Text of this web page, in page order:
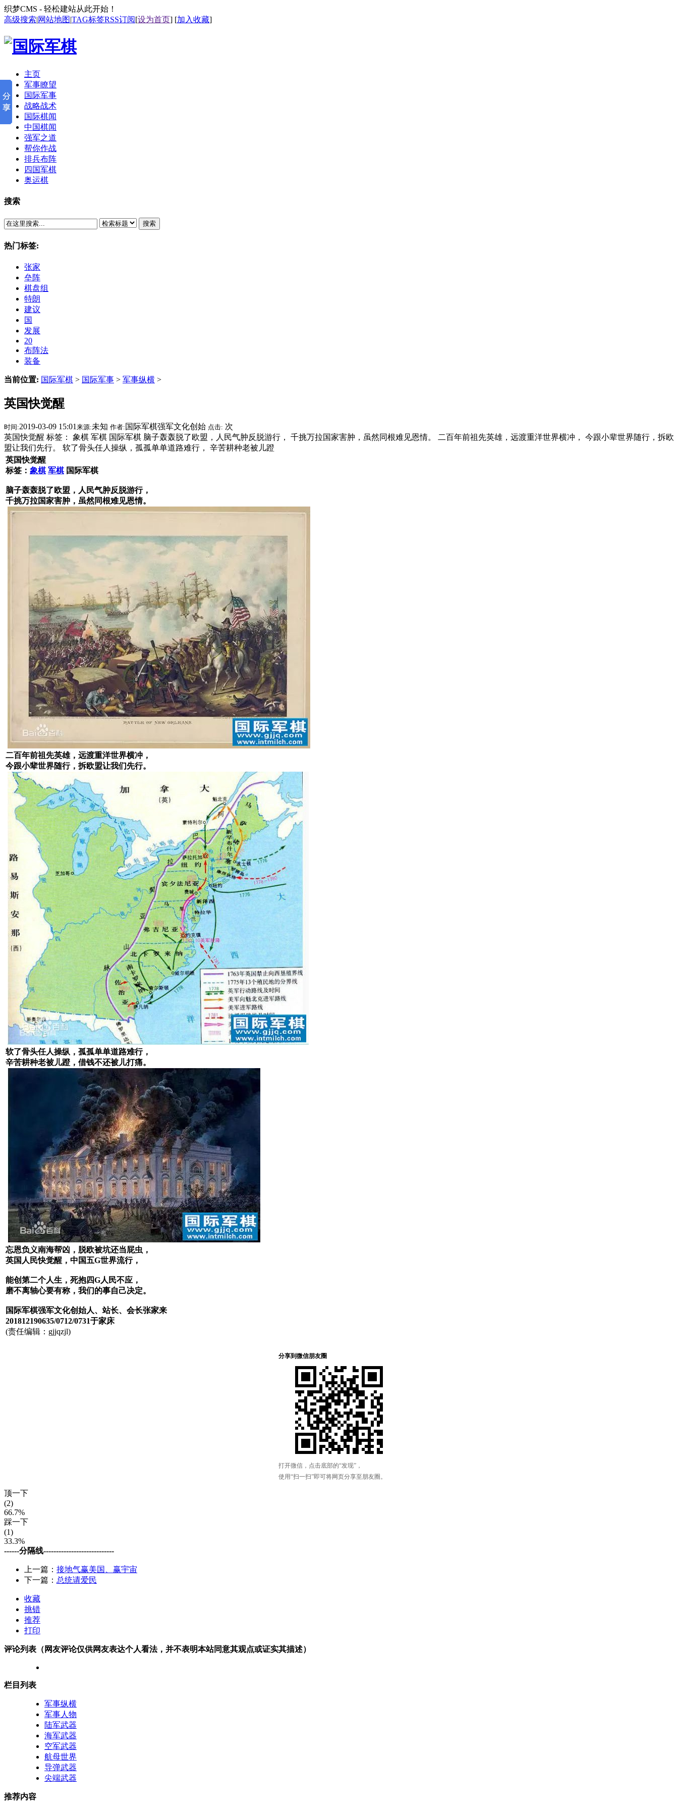
织梦CMS - 轻松建站从此开始！
高级搜索|网站地图|TAG标签RSS订阅[设为首页] [加入收藏]
主页
军事瞭望
国际军事
战略战术
国际棋闻
中国棋闻
强军之道
帮你作战
排兵布阵
四国军棋
奥运棋
搜索
搜索
热门标签:
张家
垒阵
棋盘组
特朗
建议
国
发展
20
布阵法
装备
当前位置: 国际军棋 > 国际军事 > 军事纵横 >
英国快觉醒
时间:2019-03-09 15:01 来源:未知 作者: 国际军棋强军文化创始 点击: 次
英国快觉醒 标签： 象棋 军棋 国际军棋 脑子轰轰脱了欧盟，人民气肿反脱游行， 千挑万拉国家害肿，虽然同根难见恩情。 二百年前祖先英雄，远渡重洋世界横冲， 今跟小辈世界随行，拆欧
盟让我们先行。 软了骨头任人操纵，孤孤单单道路难行， 辛苦耕种老被儿蹬
英国快觉醒
标签： 象棋 军棋 国际军棋
脑子轰轰脱了欧盟，人民气肿反脱游行，
千挑万拉国家害肿，虽然同根难见恩情。
二百年前祖先英雄，远渡重洋世界横冲，
今跟小辈世界随行，拆欧盟让我们先行。
软了骨头任人操纵，孤孤单单道路难行，
辛苦耕种老被儿蹬，借钱不还被儿打痛。
忘恩负义南海帮凶，脱欧被坑还当屁虫，
英国人民快觉醒，中国五G世界流行，
能创第二个人生，死抱四G人民不应，
磨不离轴心要有称，我们的事自己决定。
国际军棋强军文化创始人、站长、会长张家来
201812190635/0712/0731于家床
(责任编辑：gjjqzjl)
顶一下
(2)
66.7%
踩一下
(1)
33.3%
------分隔线----------------------------
上一篇： 接地气赢美国、赢宇宙
下一篇： 总统请爱民
收藏
挑错
推荐
打印
评论列表（网友评论仅供网友表达个人看法，并不表明本站同意其观点或证实其描述）
栏目列表
军事纵横
军事人物
陆军武器
海军武器
空军武器
航母世界
导弹武器
尖端武器
推荐内容